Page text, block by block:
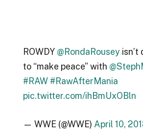
ROWDY @RondaRousey isn’t
to “make peace” with
#RAW #RawAfterMania
pic.twitter.com/ihBmUxOBln
— WWE (@WWE) April 10,